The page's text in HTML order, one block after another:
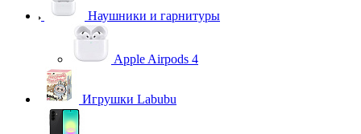
Наушники и гарнитуры
Apple Airpods 4
Игрушки Labubu